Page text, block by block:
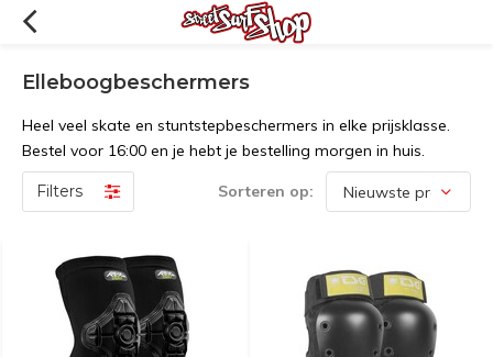
Elleboogbeschermers
Heel veel skate en stuntstepbeschermers in elke prijsklasse.
Bestel voor 16:00 en je hebt je bestelling morgen in huis.
Filters Sorteren op: